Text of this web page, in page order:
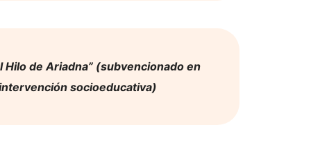
de Ariadna” (subvencionado en
socioeducativa)